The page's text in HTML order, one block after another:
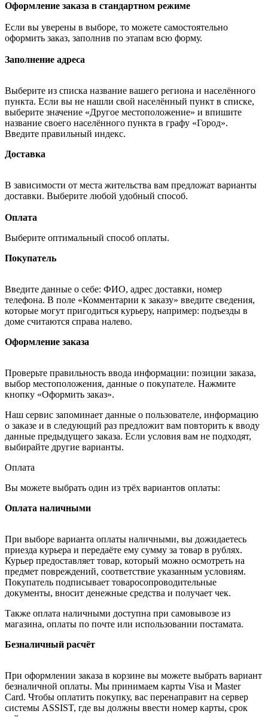
Оформление заказа в стандартном режиме
Если вы уверены в выборе, то можете самостоятельно
оформить заказ, заполнив по этапам всю форму.
Заполнение адреса
Выберите из списка название вашего региона и населённого
пункта. Если вы не нашли свой населённый пункт в списке,
выберите значение «Другое местоположение» и впишите
название своего населённого пункта в графу «Город».
Введите правильный индекс.
Доставка
В зависимости от места жительства вам предложат варианты
доставки. Выберите любой удобный способ.
Оплата
Выберите оптимальный способ оплаты.
Покупатель
Введите данные о себе: ФИО, адрес доставки, номер
телефона. В поле «Комментарии к заказу» введите сведения,
которые могут пригодиться курьеру, например: подъезды в
доме считаются справа налево.
Оформление заказа
Проверьте правильность ввода информации: позиции заказа,
выбор местоположения, данные о покупателе. Нажмите
кнопку «Оформить заказ».
Наш сервис запоминает данные о пользователе, информацию
о заказе и в следующий раз предложит вам повторить к вводу
данные предыдущего заказа. Если условия вам не подходят,
выбирайте другие варианты.
Оплата
Вы можете выбрать один из трёх вариантов оплаты:
Оплата наличными
При выборе варианта оплаты наличными, вы дожидаетесь
приезда курьера и передаёте ему сумму за товар в рублях.
Курьер предоставляет товар, который можно осмотреть на
предмет повреждений, соответствие указанным условиям.
Покупатель подписывает товаросопроводительные
документы, вносит денежные средства и получает чек.
Также оплата наличными доступна при самовывозе из
магазина, оплаты по почте или использовании постамата.
Безналичный расчёт
При оформлении заказа в корзине вы можете выбрать вариант
безналичной оплаты. Мы принимаем карты Visa и Master
Card. Чтобы оплатить покупку, вас перенаправит на сервер
системы ASSIST, где вы должны ввести номер карты, срок